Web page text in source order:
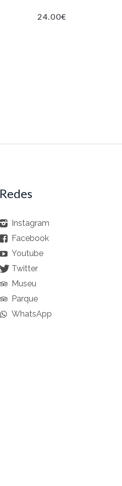
24.00€
Redes
Instagram
Facebook
Youtube
Twitter
Museu
Parque
WhatsApp